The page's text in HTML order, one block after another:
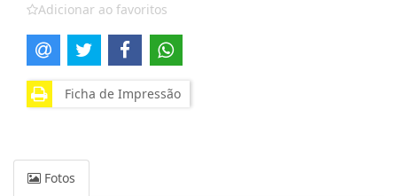
Adicionar ao favoritos
Ficha de Impressão
Fotos